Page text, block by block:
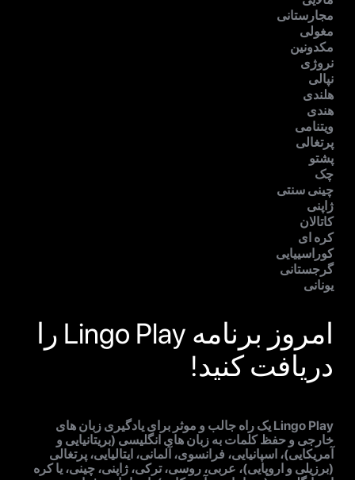
مجارستانی
مغولی
مکدونین
نروژی
نپالی
هلندی
هندی
ویتنامی
پرتغالی
پشتو
چک
چینی سنتی
ژاپنی
کاتالان
کره ای
کوراسییایی
گرجستانی
یونانی
امروز برنامه Lingo Play را
دریافت کنید!
Lingo Play یک راه جالب و موثر برای یادگیری زبان های
خارجی و حفظ کلمات به زبان های انگلیسی (بریتانیایی و
آمریکایی)، اسپانیایی، فرانسوی، آلمانی، ایتالیایی، پرتغالی
(برزیلی و اروپایی)، عربی، روسی، ترکی، ژاپنی، چینی، یا کره